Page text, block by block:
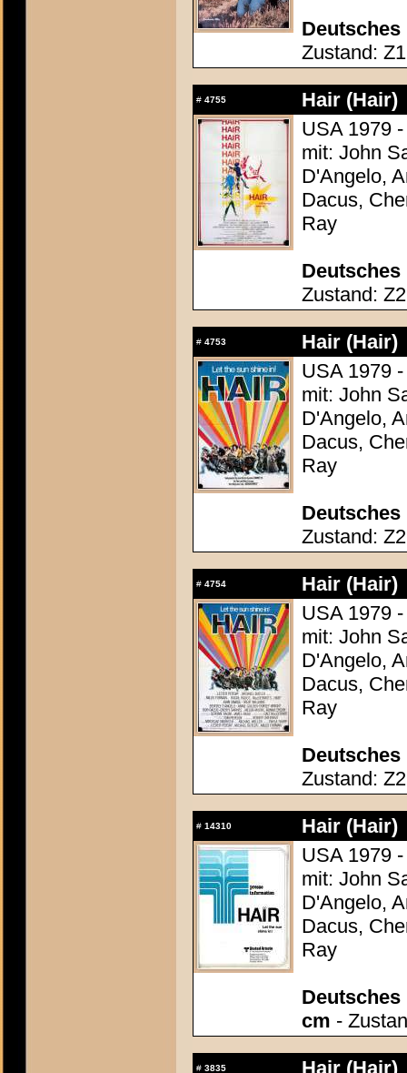
Deutsches
Zustand:
# 4755
Hair (Hair)
USA 1979
mit: John
D'Angelo,
Dacus,
Ray
Deutsches
Zustand:
# 4753
Hair (Hair)
USA 1979
mit: John
D'Angelo,
Dacus,
Ray
Deutsches
Zustand:
# 4754
Hair (Hair)
USA 1979
mit: John
D'Angelo,
Dacus,
Ray
Deutsches
Zustand:
# 14310
Hair (Hair)
USA 1979
mit: John
D'Angelo,
Dacus,
Ray
Deutsches
cm -
# 3835
Hair (Hair)